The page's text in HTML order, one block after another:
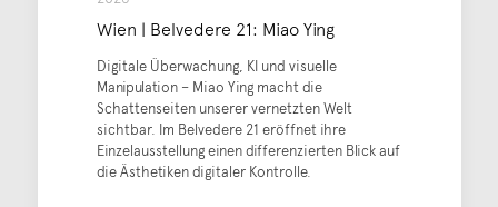
Wien | Belvedere 21: Miao Ying
Digitale Überwachung, KI und visuelle
Manipulation – Miao Ying macht die
Schattenseiten unserer vernetzten Welt
sichtbar. Im Belvedere 21 eröffnet ihre
Einzelausstellung einen differenzierten Blick auf
die Ästhetiken digitaler Kontrolle.